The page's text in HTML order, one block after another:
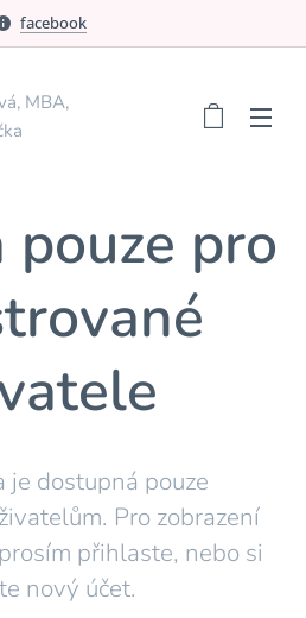
facebook
MBA,
pro
je dostupná pouze
Pro zobrazení
přihlaste, nebo si
nový účet.